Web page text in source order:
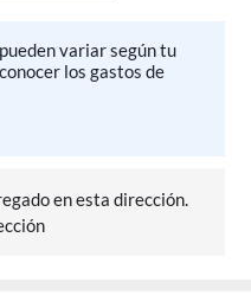
variar según tu
los gastos de
en esta dirección.